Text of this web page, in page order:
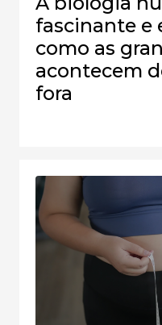
fascinante e
como as
acontecem
fora